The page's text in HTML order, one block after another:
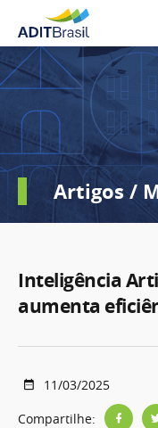
Artigos /
Inteligência
aumenta
11/03/2025
Compartilhe: